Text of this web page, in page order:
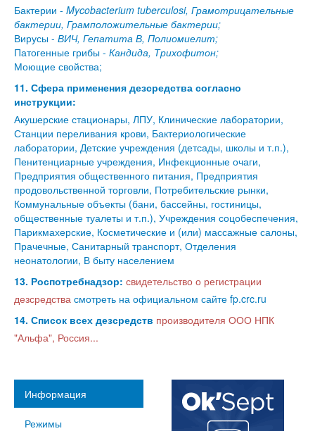
Бактерии - Mycobacterium tuberculosi, Грамотрицательные
бактерии, Грамположительные бактерии;
Вирусы - ВИЧ, Гепатита В, Полиомиелит;
Патогенные грибы - Кандида, Трихофитон;
Моющие свойства;
11. Сфера применения дезсредства согласно
инструкции:
Акушерские стационары, ЛПУ, Клинические лаборатории,
Станции переливания крови, Бактериологические
лаборатории, Детские учреждения (детсады, школы и т.п.),
Пенитенциарные учреждения, Инфекционные очаги,
Предприятия общественного питания, Предприятия
продовольственной торговли, Потребительские рынки,
Коммунальные объекты (бани, бассейны, гостиницы,
общественные туалеты и т.п.), Учреждения соцобеспечения,
Парикмахерские, Косметические и (или) массажные салоны,
Прачечные, Санитарный транспорт, Отделения
неонатологии, В быту населением
13. Роспотребнадзор: свидетельство о регистрации
дезсредства смотреть на официальном сайте fp.crc.ru
14. Список всех дезсредств производителя ООО НПК
"Альфа", Россия...
Информация
Режимы